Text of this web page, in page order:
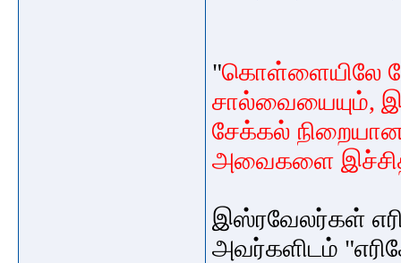
"கொள்ளையிலே
சால்வையையும்,
சேக்கல்
அவைகளை
இஸ்ரவேலர்கள்
அவர்களிடம்